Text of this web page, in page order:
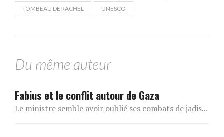
TOMBEAU DE RACHEL UNESCO
Du même auteur
Fabius et le conflit autour de Gaza
Le ministre semble avoir oublié ses combats de jadis...